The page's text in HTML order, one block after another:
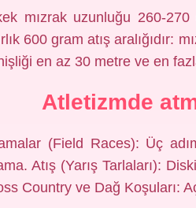
mızrak uzunluğu 260-
600 gram atış aralığıdır:
en az 30 metre ve en
Atletizmde
(Field Races): Üç
Atış (Yarış Tarlaları):
Country ve Dağ Koşuları: